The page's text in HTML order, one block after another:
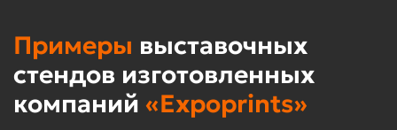
Примеры выставочных
стендов изготовленных
компаний «Expoprints»